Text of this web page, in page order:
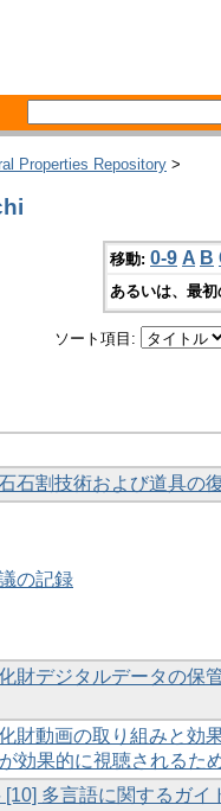
Properties Repository >
移動: 0-9 A B
あるいは、最
ソート項目:
石割技術および道具の
の記録
財デジタルデータの保
財動画の取り組みと効
効果的に視聴されるた
多言語に関するガイ